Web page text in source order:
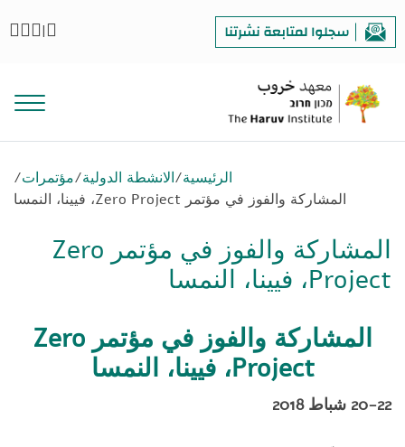
|
الرئيسية/الانشطة الدولية/مؤتمرات/
المشاركة والفوز في مؤتمر Zero Project، فيينا، النمسا
المشاركة والفوز في مؤتمر Zero
Project، فيينا، النمسا
المشاركة والفوز في مؤتمر Zero
Project، فيينا، النمسا
20-22 شباط2018